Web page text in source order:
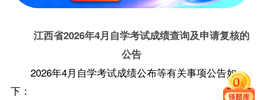
江西省2026年4月自学考试成绩查询及申请复核的
公告
2026年4月自学考试成绩公布等有关事项公告如
下：